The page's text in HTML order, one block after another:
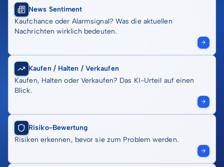
News Sentiment
Kaufchance oder Alarmsignal? Was die aktuellen
Nachrichten wirklich bedeuten.
Kaufen / Halten / Verkaufen
Kaufen, Halten oder Verkaufen? Das KI-Urteil auf einen
Blick.
Risiko-Bewertung
Risiken erkennen, bevor sie zum Problem werden.